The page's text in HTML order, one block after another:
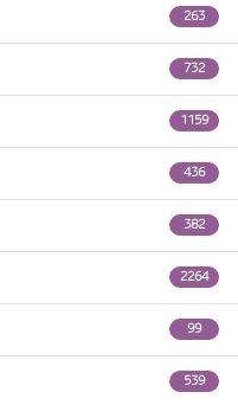
263
732
1159
436
382
2264
99
539